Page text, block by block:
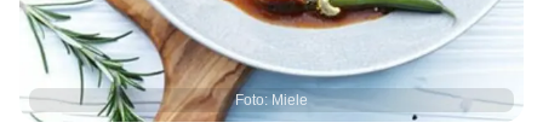
Foto: Miele